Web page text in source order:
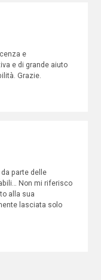
e
e di grande aiuto
Grazie.
parte delle
Non mi riferisco
alla sua
lasciata solo